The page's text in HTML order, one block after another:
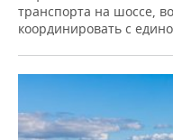
транспорта на шоссе,
координировать с